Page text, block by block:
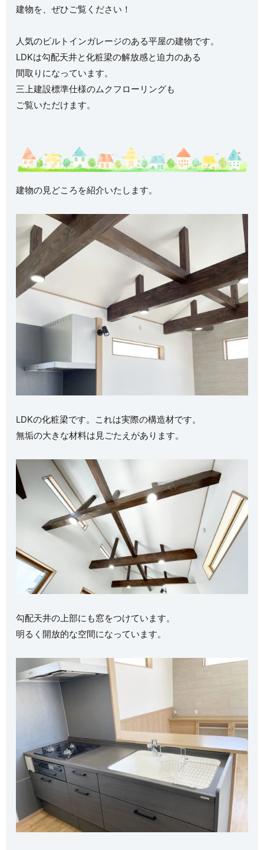
建物を、ぜひご覧ください！
人気のビルトインガレージのある平屋の建物です。
LDKは勾配天井と化粧梁の解放感と迫力のある
間取りになっています。
三上建設標準仕様のムクフローリングも
ご覧いただけます。
建物の見どころを紹介いたします。
LDKの化粧梁です。これは実際の構造材です。
無垢の大きな材料は見ごたえがあります。
勾配天井の上部にも窓をつけています。
明るく開放的な空間になっています。